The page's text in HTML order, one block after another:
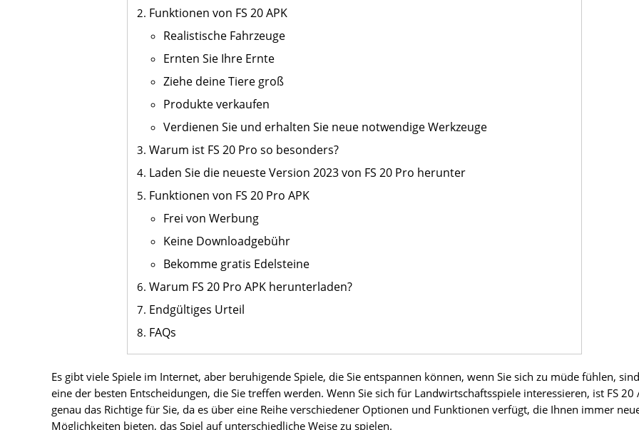
Funktionen von FS 20 APK
Realistische Fahrzeuge
Ernten Sie Ihre Ernte
Ziehe deine Tiere groß
Produkte verkaufen
Verdienen Sie und erhalten Sie neue notwendige Werkzeuge
Warum ist FS 20 Pro so besonders?
Laden Sie die neueste Version 2023 von FS 20 Pro herunter
Funktionen von FS 20 Pro APK
Frei von Werbung
Keine Downloadgebühr
Bekomme gratis Edelsteine
Warum FS 20 Pro APK herunterladen?
Endgültiges Urteil
FAQs
Es gibt viele Spiele im Internet, aber beruhigende Spiele, die Sie entspannen können, wenn Sie sich zu müde fühlen, sind
eine der besten Entscheidungen, die Sie treffen werden. Wenn Sie sich für Landwirtschaftsspiele interessieren, ist FS 20
genau das Richtige für Sie, da es über eine Reihe verschiedener Optionen und Funktionen verfügt, die Ihnen immer
Möglichkeiten bieten, das Spiel auf unterschiedliche Weise zu spielen.